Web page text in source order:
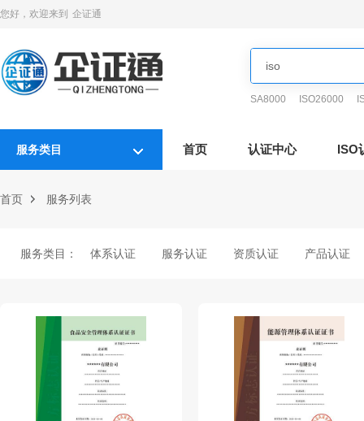
您好，欢迎来到 企证通
SA8000 ISO26000
服务类目 首页 认证中心 ISO
首页 服务列表
服务类目： 体系认证 服务认证 资质认证 产品认证